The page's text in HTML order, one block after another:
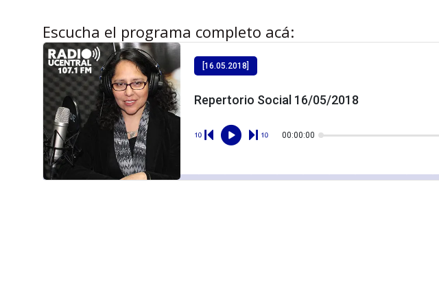
Escucha el programa completo acá: